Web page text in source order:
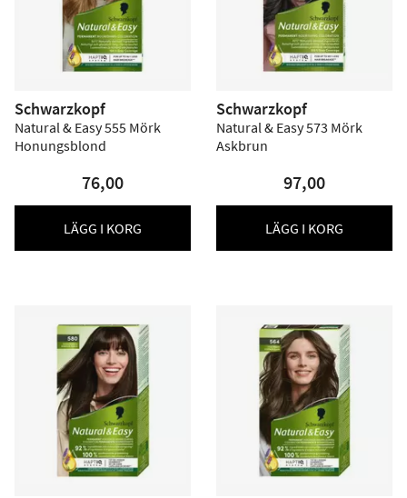
Schwarzkopf
Natural & Easy 555 Mörk
Honungsblond
76,00
LÄGG I KORG
Schwarzkopf
Natural & Easy 573 Mörk
Askbrun
97,00
LÄGG I KORG